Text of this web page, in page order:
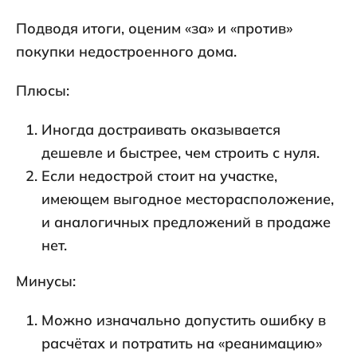
Подводя итоги, оценим «за» и «против»
покупки недостроенного дома.
Плюсы:
Иногда достраивать оказывается
дешевле и быстрее, чем строить с нуля.
Если недострой стоит на участке,
имеющем выгодное месторасположение,
и аналогичных предложений в продаже
нет.
Минусы:
Можно изначально допустить ошибку в
расчётах и потратить на «реанимацию»